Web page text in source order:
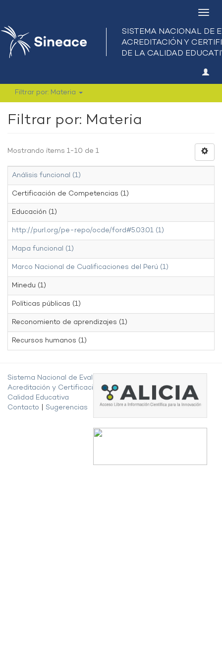
Filtrar por: Materia
Filtrar por: Materia
Mostrando ítems 1-10 de 1
Análisis funcional (1)
Certificación de Competencias (1)
Educación (1)
http://purl.org/pe-repo/ocde/ford#5.03.01 (1)
Mapa funcional (1)
Marco Nacional de Cualificaciones del Perú (1)
Minedu (1)
Políticas públicas (1)
Reconomiento de aprendizajes (1)
Recursos humanos (1)
Sistema Nacional de Evaluación,
Acreditación y Certificación de la
Calidad Educativa
Contacto
Sugerencias